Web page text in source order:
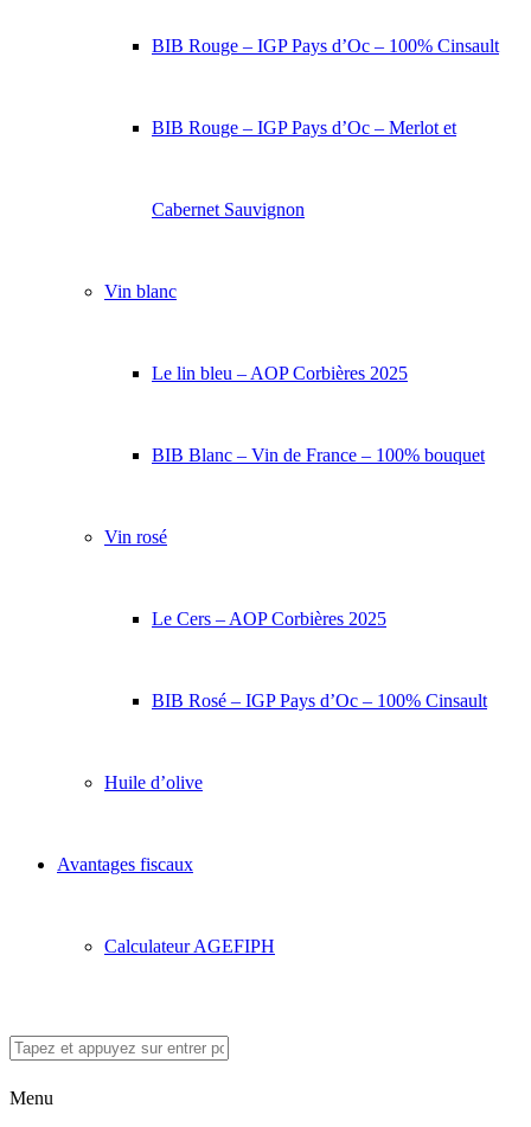
BIB Rouge – IGP Pays d’Oc – 100% Cinsault
BIB Rouge – IGP Pays d’Oc – Merlot et
Cabernet Sauvignon
Vin blanc
Le lin bleu – AOP Corbières 2025
BIB Blanc – Vin de France – 100% bouquet
Vin rosé
Le Cers – AOP Corbières 2025
BIB Rosé – IGP Pays d’Oc – 100% Cinsault
Huile d’olive
Avantages fiscaux
Calculateur AGEFIPH
Menu